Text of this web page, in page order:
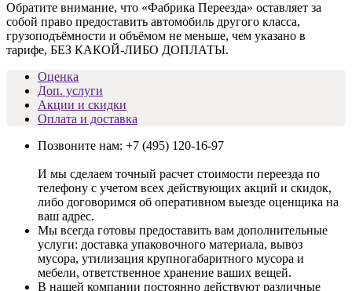
Обратите внимание, что «Фабрика Переезда» оставляет за
собой право предоставить автомобиль другого класса,
грузоподъёмности и объёмом не меньше, чем указано в
тарифе, БЕЗ КАКОЙ-ЛИБО ДОПЛАТЫ.
Оценка
Доп. услуги
Акции и скидки
Оплата и доставка
Позвоните нам: +7 (495) 120-16-97
И мы сделаем точный расчет стоимости переезда по
телефону с учетом всех действующих акций и скидок,
либо договоримся об оперативном выезде оценщика на
ваш адрес.
Мы всегда готовы предоставить вам дополнительные
услуги: доставка упаковочного материала, вывоз
мусора, утилизация крупногабаритного мусора и
мебели, ответственное хранение ваших вещей.
В нашей компании постоянно действуют различные